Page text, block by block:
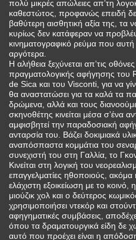
πολύ μικρές απώλειες απ’τη
καθεστώτος, προφανώς επειδή
βαθύτερη αισθητική αξία της,
κυρίως δεν κατάφεραν να
κινηματογραφικό ρεύμα που αυτή
αργότερα.
Η αλήθεια ξεχύνεται απ’τις
πραγματολογικής αφήγησης του
de Sica και του Visconti, για να
θα αναστατώσει για τα καλά τα
δρώμενα, αλλά και τους
σκηνοθέτης κινείται μέσα σ’ένα
αμφισβητεί την παραδοσιακή
ανταρσία του. Βάζει δοκιμιακά
αναπόσπαστα κομμάτια του
συνεχιστή του στη Γαλλία, το
Κινείται στη λογική του
επαγγελματίες ηθοποιούς, ακόμα
ελάχιστη εξοικείωση με το
μιούζικ χολ και ο δεύτερος
χρησιμοποιήσει ντεκόρ και
αφηγηματικές συμβάσεις,
όπου τα δραματουργικά είδη δε
αυτό που προέχει είναι η